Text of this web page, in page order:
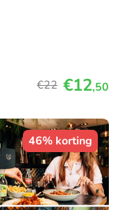
€22 €12,50
46% korting